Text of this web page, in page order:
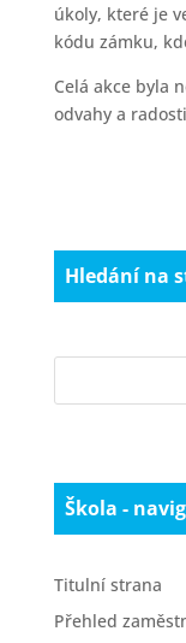
úkoly, které je
kódu zámku,
Celá akce byla
odvahy a
Hledání na
Škola -
Titulní strana
Přehled